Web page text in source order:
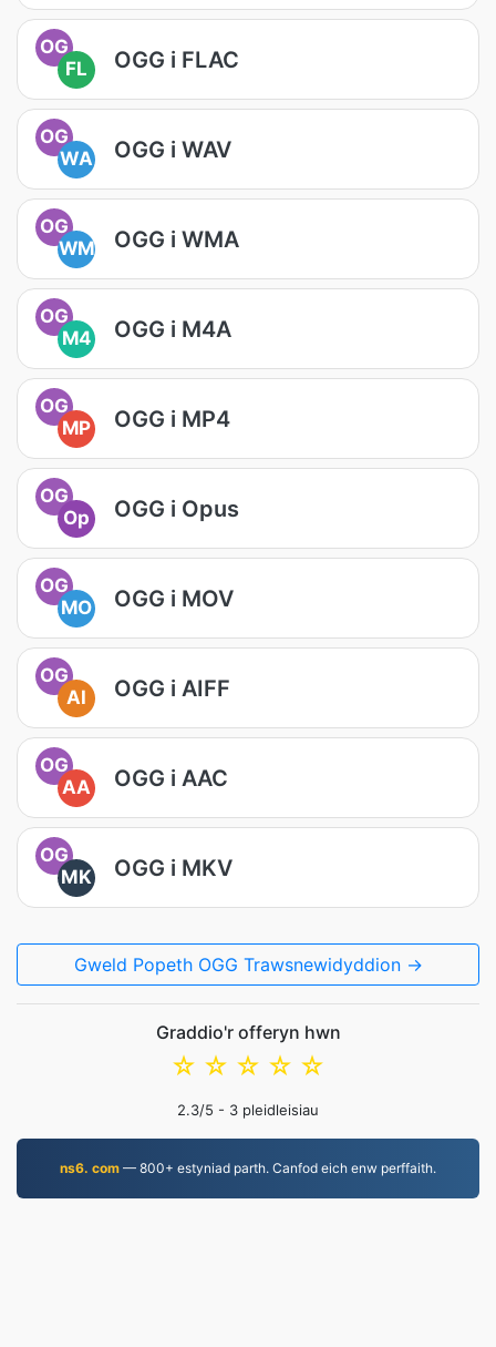
OG
FL
OGG i FLAC
OG
WA
OGG i WAV
OG
WM
OGG i WMA
OG
M4
OGG i M4A
OG
MP
OGG i MP4
OG
Op
OGG i Opus
OG
MO
OGG i MOV
OG
AI
OGG i AIFF
OG
AA
OGG i AAC
OG
MK
OGG i MKV
Gweld Popeth OGG Trawsnewidyddion →
Graddio'r offeryn hwn
☆
☆
☆
☆
☆
2.3/5 - 3 pleidleisiau
ns6. com — 800+ estyniad parth. Canfod eich enw perffaith.